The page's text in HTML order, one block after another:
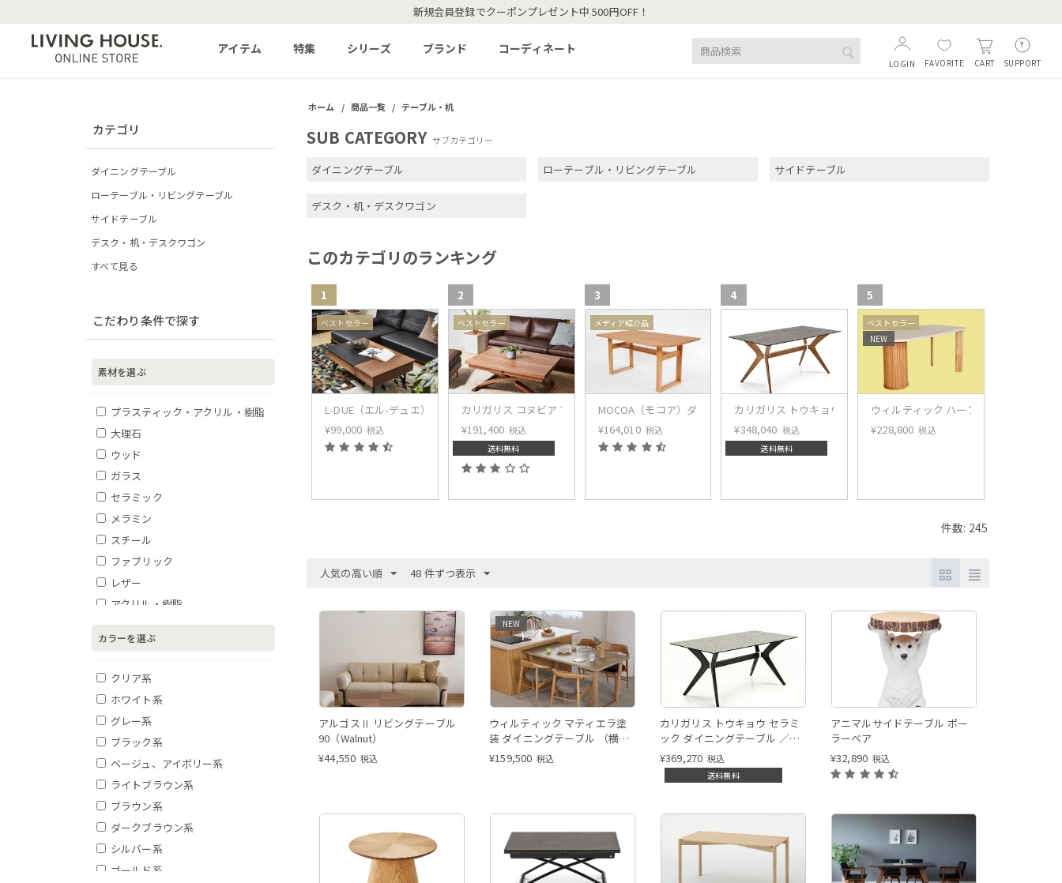
新規会員登録でクーポンプレゼント中 500円OFF！
アイテム 特集 シリーズ ブランド コーディネート
SUPPORT
CART
FAVORITE
LOGIN
カテゴリ
ダイニングテーブル
ローテーブル・リビングテーブル
サイドテーブル
デスク・机・デスクワゴン
すべて見る
こだわり条件で探す
素材を選ぶ
プラスティック・アクリル・樹脂
大理石
ウッド
ガラス
セラミック
メラミン
スチール
ファブリック
レザー
アクリル・樹脂
カラーを選ぶ
クリア系
ホワイト系
グレー系
ブラック系
ベージュ、アイボリー系
ライトブラウン系
ブラウン系
ダークブラウン系
シルバー系
ゴールド系
ホーム / 商品一覧 / テーブル・机
SUB CATEGORY サブカテゴリー
ダイニングテーブル ローテーブル・リビングテーブル サイドテーブル
デスク・机・デスクワゴン
このカテゴリのランキング
1
ベストセラー
L-DUE（エル-デュエ）ローテーブル
¥99,000 税込
2
ベストセラー
カリガリス コヌビア マスコッティ 伸長・昇降式テーブル ／ Calligaris connubia MASCOTTE[CB490] P201
¥191,400 税込
送料無料
3
メディア紹介品
MOCOA（モコア）ダイニングテーブル
¥164,010 税込
4
カリガリス トウキョウ セラミック ダイニングテーブル ／ Calligaris
¥348,040 税込
送料無料
5
ベストセラー
NEW
ウィルティック ハーフラウンド マティ
¥228,800 税込
件数: 245
人気の高い順 48 件ずつ表示
アルゴスⅡ リビングテーブル
90（Walnut）
¥44,550 税込
NEW
ウィルティック マティエラ塗
装 ダイニングテーブル （横幅
150 x 奥行85 cm） BE
¥159,500 税込
カリガリス トウキョウ セラミ
ック ダイニングテーブル ／
Calligaris TOKYO ceramic
Dining table[CS18-FR] P5C
¥369,270 税込
送料無料
アニマルサイドテーブル ポー
ラーベア
¥32,890 税込